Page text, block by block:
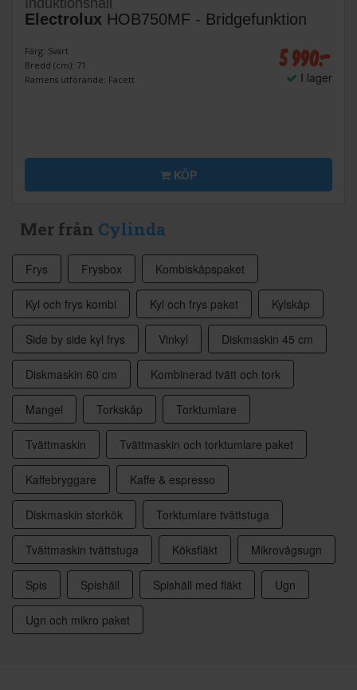
Electrolux HOB750MF - Bridgefunktion
Färg: Svart
Bredd (cm): 71
Ramens utförande: Facett
5 990:-
I lager
KÖP
Mer från Cylinda
Frys Frysbox Kombiskåpspaket
Kyl och frys kombi Kyl och frys paket Kylskåp
Side by side kyl frys Vinkyl Diskmaskin 45 cm
Diskmaskin 60 cm Kombinerad tvätt och tork
Mangel Torkskåp Torktumlare
Tvättmaskin Tvättmaskin och torktumlare paket
Kaffebryggare Kaffe & espresso
Diskmaskin storkök Torktumlare tvättstuga
Tvättmaskin tvättstuga Köksfläkt Mikrovågsugn
Spis Spishäll Spishäll med fläkt Ugn
Ugn och mikro paket